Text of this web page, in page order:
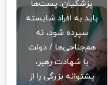
پزشکیان: پست‌ها
باید به افراد شایسته
سپرده شود، نه
هم‌جناحی‌ها / دولت
با شهادت رهبر،
پشتوانه بزرگی را از